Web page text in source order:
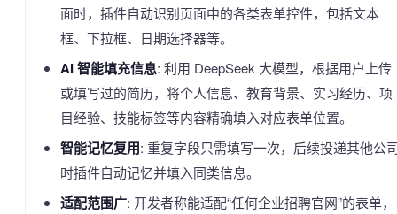
面时，插件自动识别页面中的各类表单控件，包括文本
框、下拉框、日期选择器等。
AI 智能填充信息: 利用 DeepSeek 大模型，根据用户上传
或填写过的简历，将个人信息、教育背景、实习经历、项
目经验、技能标签等内容精确填入对应表单位置。
智能记忆复用: 重复字段只需填写一次，后续投递其他公
时插件自动记忆并填入同类信息。
适配范围广: 开发者称能适配“任何企业招聘官网”的表单，